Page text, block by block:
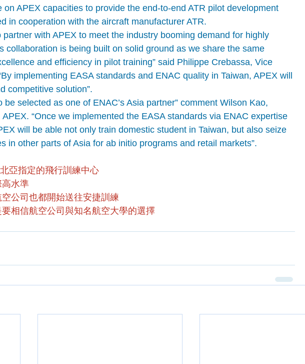
on APEX capacities to provide the end-to-end ATR pilot development
in cooperation with the aircraft manufacturer ATR.
partner with APEX to meet the industry booming demand for highly
collaboration is being built on solid ground as we share the same
and efficiency in pilot training” said Philippe Crebassa, Vice
implementing EASA standards and ENAC quality in Taiwan, APEX will
competitive solution”.
be selected as one of ENAC’s Asia partner” comment Wilson Kao,
“Once we implemented the EASA standards via ENAC expertise
will be able not only train domestic student in Taiwan, but also seize
in other parts of Asia for ab initio programs and retail markets”.
亞指定的飛行訓練中心
水準
公司也都開始送往安捷訓練
相信航空公司與知名航空大學的選擇